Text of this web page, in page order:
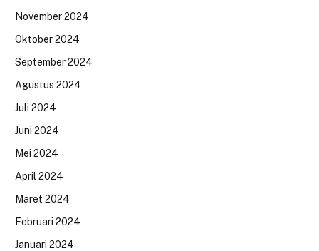
November 2024
Oktober 2024
September 2024
Agustus 2024
Juli 2024
Juni 2024
Mei 2024
April 2024
Maret 2024
Februari 2024
Januari 2024